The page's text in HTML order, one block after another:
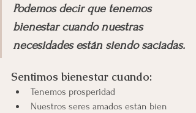
Podemos decir que tenemos
bienestar cuando nuestras
necesidades están siendo saciadas.
Sentimos bienestar cuando:
Tenemos prosperidad
Nuestros seres amados están bien